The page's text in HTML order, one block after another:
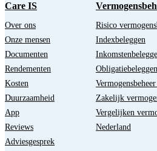
Care IS
Over ons
Onze mensen
Documenten
Rendementen
Kosten
Duurzaamheid
App
Reviews
Adviesgesprek
Risico
Indexbeleggen
Obligatiebeleggen
Zakelijk
Vergelijken
Nederland